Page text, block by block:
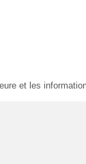
et les